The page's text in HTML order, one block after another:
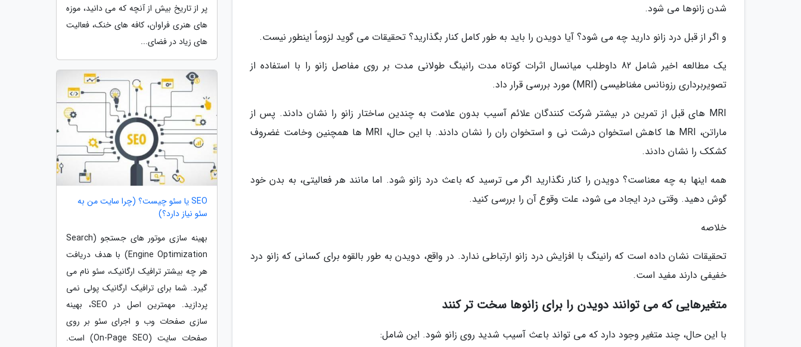
شدن زانوها می شود.
و اگر از قبل درد زانو دارید چه می شود؟ آیا دویدن را باید به طور کامل کنار بگذارید؟ تحقیقات می گوید لزوماً اینطور نیست.
یک مطالعه اخیر شامل 82 داوطلب میانسال اثرات کوتاه مدت رانینگ طولانی مدت بر روی مفاصل زانو را با استفاده از
تصویربرداری رزونانس مغناطیسی (MRI) مورد بررسی قرار داد.
MRI های قبل از تمرین در بیشتر شرکت کنندگان علائم آسیب بدون علامت به چندین ساختار زانو را نشان دادند. پس از
ماراتن، MRI ها کاهش استخوان درشت نی و استخوان ران را نشان دادند. با این حال، MRI ها همچنین وخامت غضروف
کشکک را نشان دادند.
همه اینها به چه معناست؟ دویدن را کنار نگذارید اگر می ترسید که باعث درد زانو شود. اما مانند هر فعالیتی، به بدن خود
گوش دهید. وقتی درد ایجاد می شود، علت وقوع آن را بررسی کنید.
خلاصه
تحقیقات نشان داده است که رانینگ با افزایش درد زانو ارتباطی ندارد. در واقع، دویدن به طور بالقوه برای کسانی که زانو درد
خفیفی دارند مفید است.
متغیرهایی که می توانند دویدن را برای زانوها سخت تر کنند
با این حال، چند متغیر وجود دارد که می تواند باعث آسیب شدید روی زانو شود. این شامل:
پر از تاریخ بیش از آنچه که می دانید، موزه
های هنری فراوان، کافه های خنک، فعالیت
های زیاد در فضای...
SEO یا سئو چیست؟ (چرا سایت من به
سئو نیاز دارد؟)
بهینه سازی موتور های جستجو (Search
Engine Optimization) با هدف دریافت
هر چه بیشتر ترافیک ارگانیک، سئو نام می
گیرد. شما برای ترافیک ارگانیک پولی نمی
پردازید. مهمترین اصل در SEO، بهینه
سازی صفحات وب و اجرای سئو بر روی
صفحات سایت (On-Page SEO) است.